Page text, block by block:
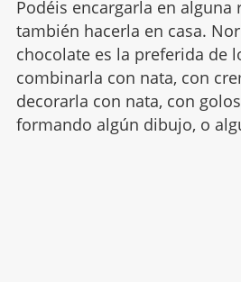
Podéis encargarla en alguna
también hacerla en casa.
chocolate es la preferida de
combinarla con nata, con
decorarla con nata, con
formando algún dibujo, o